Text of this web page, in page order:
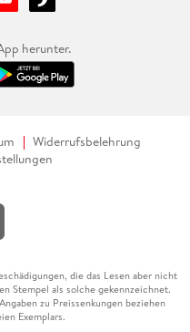
herunter.
Widerrufsbelehrung
die das Lesen aber nicht
Stempel als solche gekennzeichnet.
zu Preissenkungen beziehen
Exemplars.